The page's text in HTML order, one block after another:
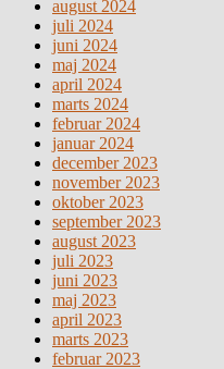
august 2024
juli 2024
juni 2024
maj 2024
april 2024
marts 2024
februar 2024
januar 2024
december 2023
november 2023
oktober 2023
september 2023
august 2023
juli 2023
juni 2023
maj 2023
april 2023
marts 2023
februar 2023